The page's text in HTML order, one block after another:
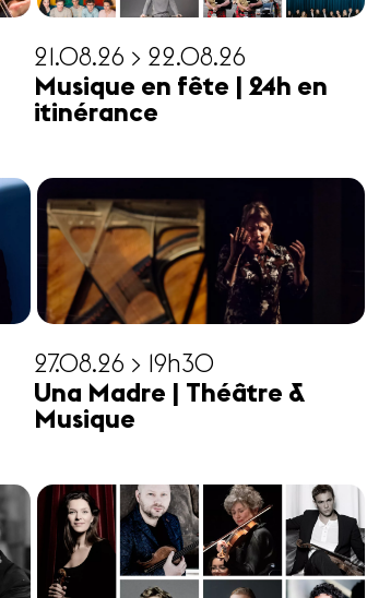
21.08.26 > 22.08.26
Musique en fête | 24h en
itinérance
27.08.26 > 19h30
Una Madre | Théâtre &
Musique